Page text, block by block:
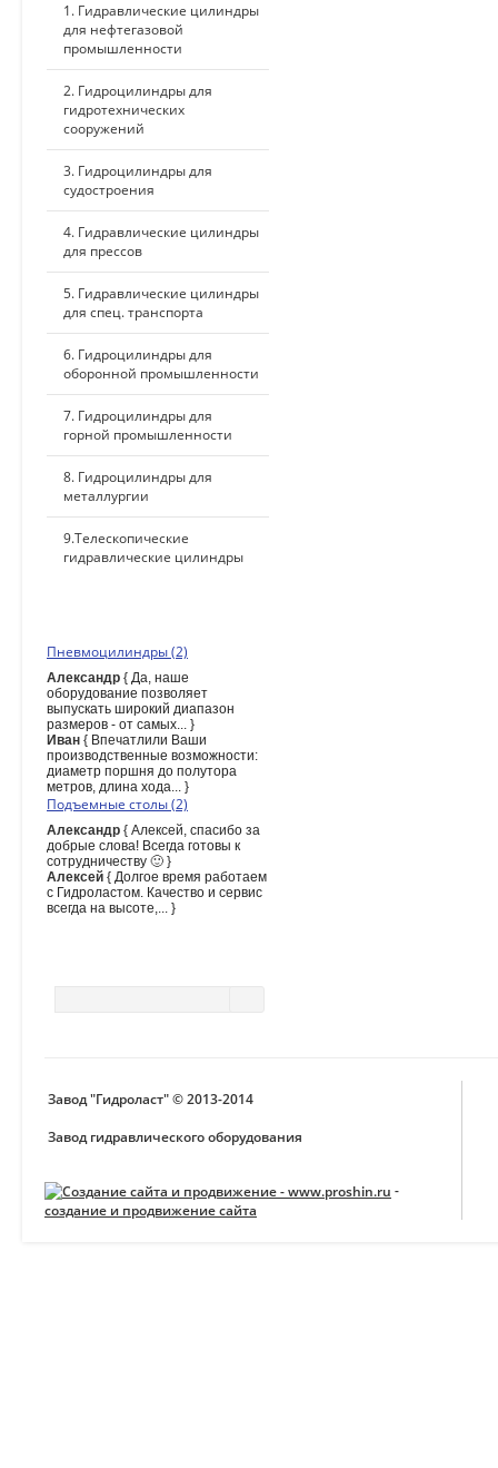
1. Гидравлические цилиндры
для нефтегазовой
промышленности
2. Гидроцилиндры для
гидротехнических
сооружений
3. Гидроцилиндры для
судостроения
4. Гидравлические цилиндры
для прессов
5. Гидравлические цилиндры
для спец. транспорта
6. Гидроцилиндры для
оборонной промышленности
7. Гидроцилиндры для
горной промышленности
8. Гидроцилиндры для
металлургии
9.Телескопические
гидравлические цилиндры
Пневмоцилиндры (2)
Александр { Да, наше
оборудование позволяет
выпускать широкий диапазон
размеров - от самых... }
Иван { Впечатлили Ваши
производственные возможности:
диаметр поршня до полутора
метров, длина хода... }
Подъемные столы (2)
Александр { Алексей, спасибо за
добрые слова! Всегда готовы к
сотрудничеству 🙂 }
Алексей { Долгое время работаем
с Гидроластом. Качество и сервис
всегда на высоте,... }
Завод "Гидроласт" © 2013-2014
Завод гидравлического оборудования
-
создание и продвижение сайта